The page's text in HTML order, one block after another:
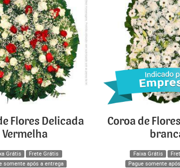
Flores Delicada
Vermelha
Grátis
Frete Grátis
somente após a entrega
Coroa de
Faixa Grátis
Pague somente